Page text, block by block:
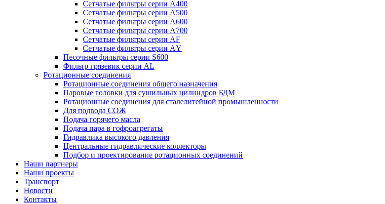
Сетчатые фильтры серии А400
Сетчатые фильтры серии А500
Сетчатые фильтры серии А600
Сетчатые фильтры серии А700
Сетчатые фильтры серии АF
Сетчатые фильтры серии АY
Песочные фильтры серии S600
Фильтр грязевик серии АL
Ротационные соединения
Ротационные соединения общего назначения
Паровые головки для сушильных цилиндров БДМ
Ротационные соединения для сталелитейной промышленности
Для подвода СОЖ
Подача горячего масла
Подача пара в гофроагрегаты
Гидравлика высокого давления
Центральные гидравлические коллекторы
Подбор и проектирование ротационных соединений
Наши партнеры
Наши проекты
Транспорт
Новости
Контакты